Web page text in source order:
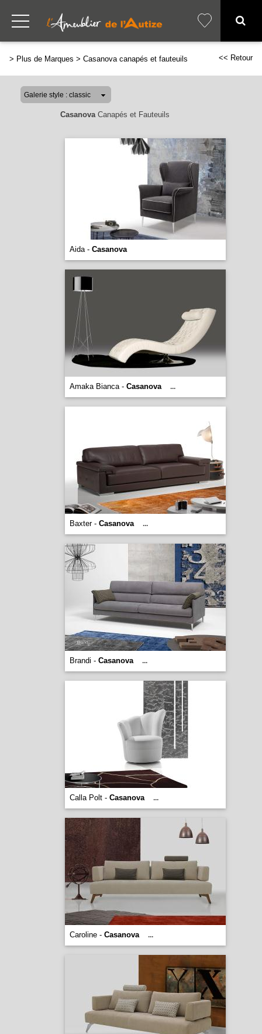
> Plus de Marques > Casanova canapés et fauteuils << Retour
CasanovaCanapés et Fauteuils
Aida - Casanova
Amaka Bianca - Casanova ...
Baxter - Casanova ...
Brandi - Casanova ...
Calla Polt - Casanova ...
Caroline - Casanova ...